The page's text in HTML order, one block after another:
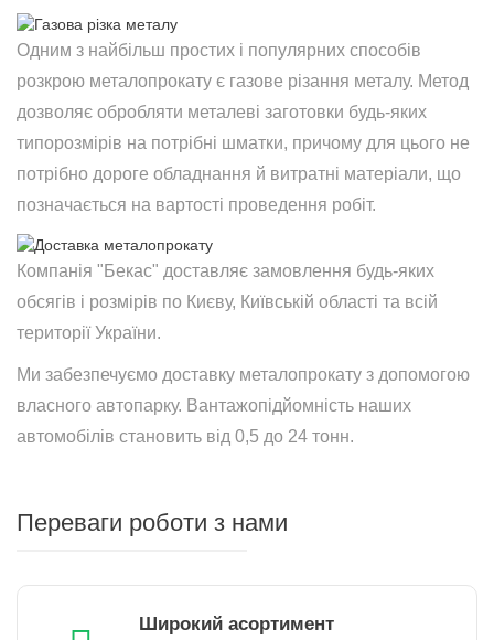
Одним з найбільш простих і популярних способів
розкрою металопрокату є газове різання металу. Метод
дозволяє обробляти металеві заготовки будь-яких
типорозмірів на потрібні шматки, причому для цього не
потрібно дороге обладнання й витратні матеріали, що
позначається на вартості проведення робіт.
Компанія "Бекас" доставляє замовлення будь-яких
обсягів і розмірів по Києву, Київській області та всій
території України.
Ми забезпечуємо доставку металопрокату з допомогою
власного автопарку. Вантажопідйомність наших
автомобілів становить від 0,5 до 24 тонн.
Переваги роботи з нами
Широкий асортимент